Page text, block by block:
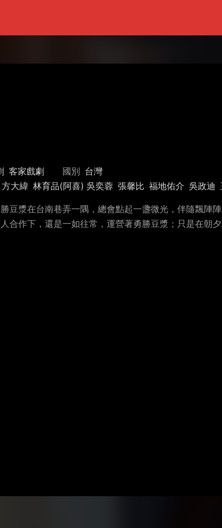
客家戲劇 國別 台灣
方大緯 林育品(阿喜) 吳奕蓉 張馨比 福地佑介 吳政迪
豆漿在台南巷弄一隅，總會點起一盞微光，伴隨飄
合作下，還是一如往常，運營著勇勝豆漿；只是在